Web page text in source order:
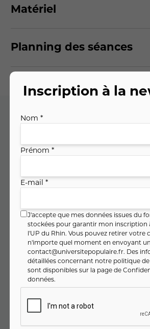
Matériel
Planning des séances
108,00€
soit8,64€ / heure
PAIEMENT FRACTIONNÉ
Dès36,00€/ mois
Montant total :108,00 €
Je m'inscris au
Inscription à la
Nom *
Prénom *
E-mail *
J'accepte que mes données issues du
stockées pour garantir mon inscription
l'UP du Rhin. Vous pouvez retirer votre
n'importe quel moment en envoyant
contact@universitepopulaire.fr. Des
détaillées concernant notre politique
sont disponibles sur la page de
données.